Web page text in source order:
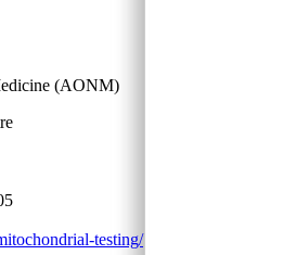
(AONM)
testing/